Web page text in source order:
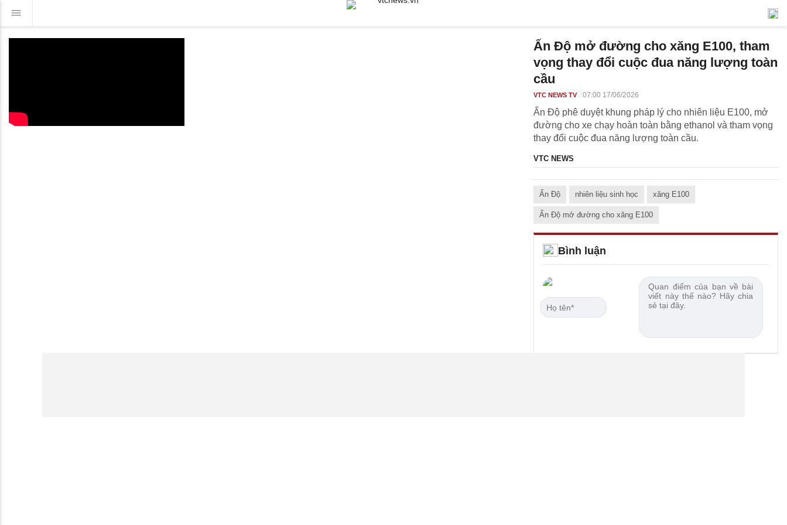
Ấn Độ mở đường cho xăng E100, tham
vọng thay đổi cuộc đua năng lượng toàn
cầu
VTC NEWS TV 07:00 17/06/2026
Ấn Độ phê duyệt khung pháp lý cho nhiên liệu E100, mở
đường cho xe chạy hoàn toàn bằng ethanol và tham vọng
thay đổi cuộc đua năng lượng toàn cầu.
VTC NEWS
Ấn Độ nhiên liệu sinh học xăng E100
Ấn Độ mở đường cho xăng E100
Bình luận